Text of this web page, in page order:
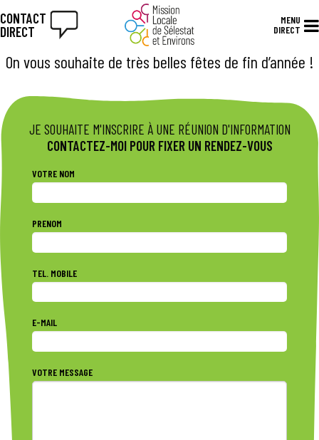
CONTACT
DIRECT
MENU
DIRECT
On vous souhaite de très belles fêtes de fin d’année !
JE SOUHAITE M'INSCRIRE À UNE RÉUNION D'INFORMATION
CONTACTEZ-MOI POUR FIXER UN RENDEZ-VOUS
VOTRE NOM
PRENOM
TEL. MOBILE
E-MAIL
VOTRE MESSAGE